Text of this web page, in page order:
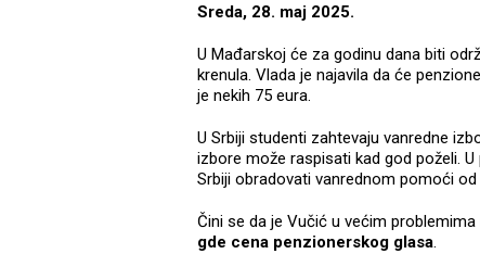
Sreda, 28. maj 2025.
U Mađarskoj će za godinu dana biti
krenula. Vlada je najavila da će
je nekih 75 eura.
U Srbiji studenti zahtevaju vanredne
izbore može raspisati kad god poželi.
Srbiji obradovati vanrednom pomoći
Čini se da je Vučić u većim
gde cena penzionerskog glasa.